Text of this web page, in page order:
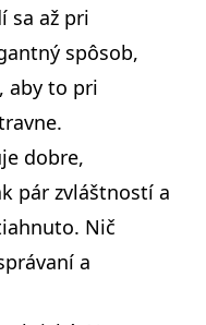
sa až pri
spôsob,
aby to pri
dobre,
pár zvláštností a
Nič
a